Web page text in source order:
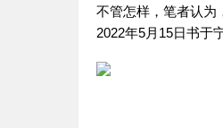
不管怎样，笔者认为
2022年5月15日书于